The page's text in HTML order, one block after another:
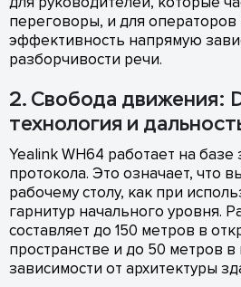
переговоры, и для операторов
эффективность напрямую
разборчивости речи.
2. Свобода движения:
технология и
Yealink WH64 работает на
протокола. Это означает, что
рабочему столу, как при
гарнитур начального уровня.
составляет до 150 метров в
пространстве и до 50 метров
зависимости от архитектуры